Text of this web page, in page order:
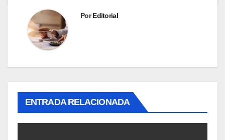
PorEditorial
ENTRADA RELACIONADA